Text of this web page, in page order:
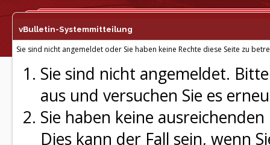
vBulletin-Systemmitteilung
Sie sind nicht angemeldet oder Sie haben keine Rechte diese Seite zu
Sie sind nicht angemeldet.
aus und versuchen Sie es
Sie haben keine
Dies kann der Fall sein, wenn